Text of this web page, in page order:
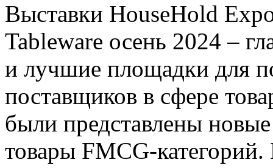
Выставки HouseHold
Tableware осень 2024 –
и лучшие площадки для
поставщиков в сфере
были представлены
товары FMСG-